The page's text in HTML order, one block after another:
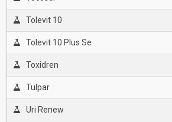
Tolevit 10
Tolevit 10 Plus Se
Toxidren
Tulpar
Uri Renew